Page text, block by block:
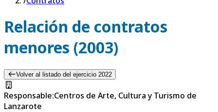
Relación de contratos
menores (2003)
Volver al listado del ejercicio 2022
Responsable:Centros de Arte, Cultura y Turismo de
Lanzarote